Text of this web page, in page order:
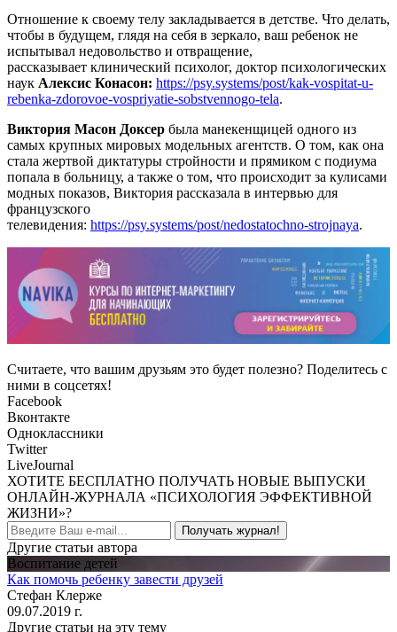
Отношение к своему телу закладывается в детстве. Что делать,
чтобы в будущем, глядя на себя в зеркало, ваш ребенок не
испытывал недовольство и отвращение,
рассказывает клинический психолог, доктор психологических
наук Алексис Конасон: https://psy.systems/post/kak-vospitat-u-
rebenka-zdorovoe-vospriyatie-sobstvennogo-tela.
Виктория Масон Доксер была манекенщицей одного из
самых крупных мировых модельных агентств. О том, как она
стала жертвой диктатуры стройности и прямиком с подиума
попала в больницу, а также о том, что происходит за кулисами
модных показов, Виктория рассказала в интервью для
французского
телевидения: https://psy.systems/post/nedostatochno-strojnaya.
Считаете, что вашим друзьям это будет полезно? Поделитесь с
ними в соцсетях!
Facebook
Вконтакте
Одноклассники
Twitter
LiveJournal
ХОТИТЕ БЕСПЛАТНО ПОЛУЧАТЬ НОВЫЕ ВЫПУСКИ
ОНЛАЙН-ЖУРНАЛА «ПСИХОЛОГИЯ ЭФФЕКТИВНОЙ
ЖИЗНИ»?
Получать журнал!
Другие статьи автора
Воспитание детей
Как помочь ребенку завести друзей
Стефан Клерже
09.07.2019 г.
Другие статьи на эту тему